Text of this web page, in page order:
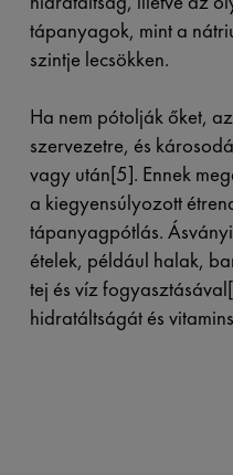
tápanyagok, mint a
szintje lecsökken.
Ha nem pótolják őket,
szervezetre, és
vagy után[5]. Ennek
a kiegyensúlyozott
tápanyagpótlás.
ételek, például halak,
tej és víz
hidratáltságát és